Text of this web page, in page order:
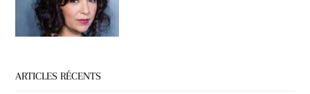
ARTICLES RÉCENTS